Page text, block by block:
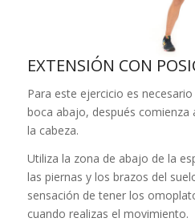
EXTENSIÓN CON
Para este ejercicio es
boca abajo, después comienza
la cabeza.
Utiliza la zona de abajo de la
las piernas y los brazos del
sensación de tener los
cuando realizas el movimiento.